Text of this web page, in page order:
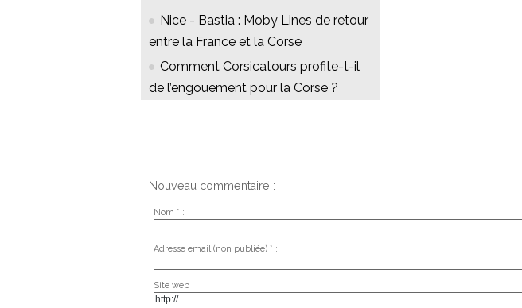
Nice - Bastia : Moby Lines de retour
entre la France et la Corse
Comment Corsicatours profite-t-il
de l’engouement pour la Corse ?
Nouveau commentaire :
Nom * :
Adresse email (non publiée) * :
Site web :